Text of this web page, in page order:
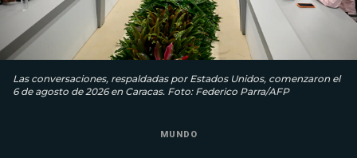
Las conversaciones, respaldadas por Estados Unidos, comenzaron el
6 de agosto de 2026 en Caracas. Foto: Federico Parra/AFP
MUNDO